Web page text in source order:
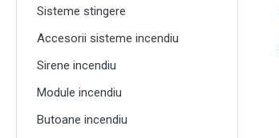
Sisteme stingere
Accesorii sisteme incendiu
Sirene incendiu
Module incendiu
Butoane incendiu